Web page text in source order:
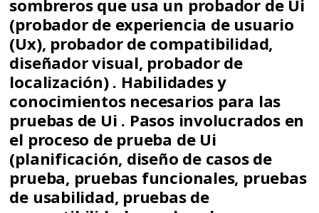
sombreros que usa un probador de Ui
(probador de experiencia de usuario
(Ux), probador de compatibilidad,
diseñador visual, probador de
localización) . Habilidades y
conocimientos necesarios para las
pruebas de Ui . Pasos involucrados en
el proceso de prueba de Ui
(planificación, diseño de casos de
prueba, pruebas funcionales, pruebas
de usabilidad, pruebas de